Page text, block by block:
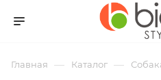
Главная — Каталог —